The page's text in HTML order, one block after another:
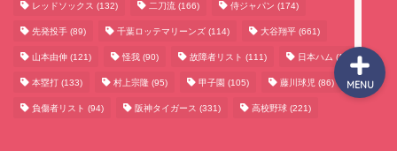
レッドソックス (132) 二刀流 (166) 侍ジャパン (174)
先発投手 (89) 千葉ロッテマリーンズ (114) 大谷翔平 (661)
山本由伸 (121) 怪我 (90) 故障者リスト (111) 日本ハム (117)
本塁打 (133) 村上宗隆 (95) 甲子園 (105) 藤川球児 (86)
負傷者リスト (94) 阪神タイガース (331) 高校野球 (221)
MENU